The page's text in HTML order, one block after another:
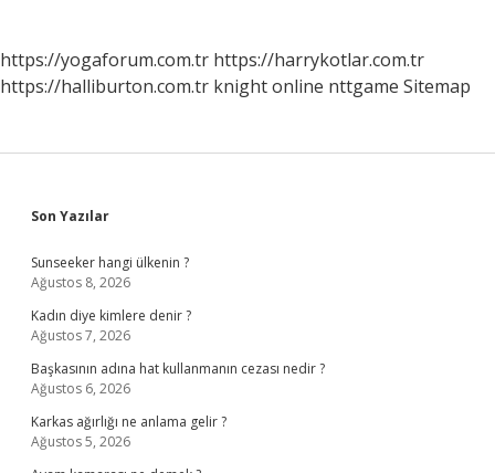
Burcu
Mu
https://yogaforum.com.tr https://harrykotlar.com.tr
https://halliburton.com.tr knight online nttgame Sitemap
Sidebar
Son Yazılar
Sunseeker hangi ülkenin ?
Ağustos 8, 2026
Kadın diye kimlere denir ?
Ağustos 7, 2026
Başkasının adına hat kullanmanın cezası nedir ?
Ağustos 6, 2026
Karkas ağırlığı ne anlama gelir ?
Ağustos 5, 2026